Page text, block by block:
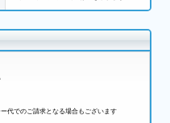
代でのご請求となる場合もございます